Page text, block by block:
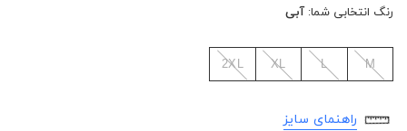
رنگ انتخابی شما:آبی
M
L
XL
2XL
راهنمای سایز